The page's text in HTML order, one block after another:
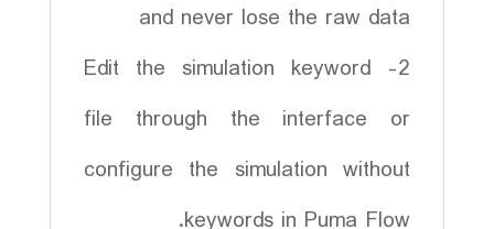
and never lose the raw data
2- Edit the simulation keyword
file through the interface or
configure the simulation without
keywords in Puma Flow.